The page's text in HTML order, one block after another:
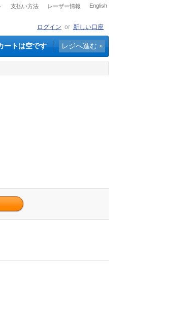
支払い方法 レーザー情報 English
ログイン or 新しい口座
ートは空です レジへ進む